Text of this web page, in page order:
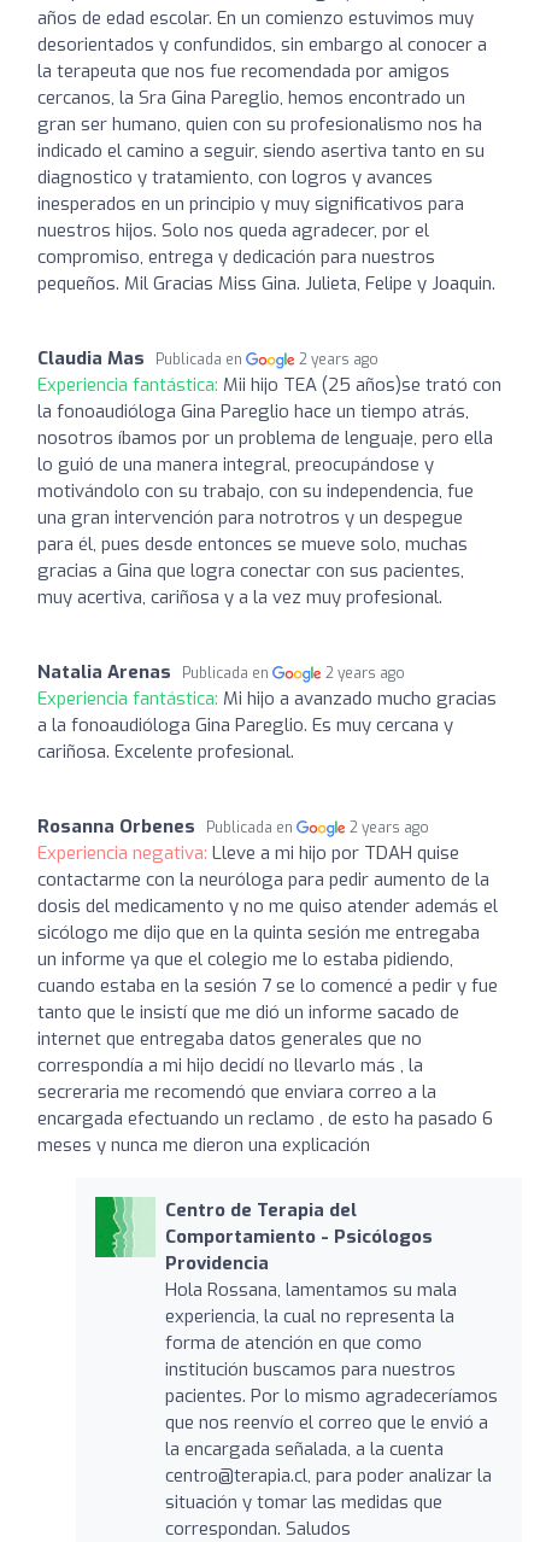
años de edad escolar. En un comienzo estuvimos muy
desorientados y confundidos, sin embargo al conocer a
la terapeuta que nos fue recomendada por amigos
cercanos, la Sra Gina Pareglio, hemos encontrado un
gran ser humano, quien con su profesionalismo nos ha
indicado el camino a seguir, siendo asertiva tanto en su
diagnostico y tratamiento, con logros y avances
inesperados en un principio y muy significativos para
nuestros hijos. Solo nos queda agradecer, por el
compromiso, entrega y dedicación para nuestros
pequeños. Mil Gracias Miss Gina. Julieta, Felipe y Joaquin.
Claudia Mas Publicada en 2 years ago
Experiencia fantástica: Mii hijo TEA (25 años)se trató con
la fonoaudióloga Gina Pareglio hace un tiempo atrás,
nosotros íbamos por un problema de lenguaje, pero ella
lo guió de una manera integral, preocupándose y
motivándolo con su trabajo, con su independencia, fue
una gran intervención para notrotros y un despegue
para él, pues desde entonces se mueve solo, muchas
gracias a Gina que logra conectar con sus pacientes,
muy acertiva, cariñosa y a la vez muy profesional.
Natalia Arenas Publicada en 2 years ago
Experiencia fantástica: Mi hijo a avanzado mucho gracias
a la fonoaudióloga Gina Pareglio. Es muy cercana y
cariñosa. Excelente profesional.
Rosanna Orbenes Publicada en 2 years ago
Experiencia negativa: Lleve a mi hijo por TDAH quise
contactarme con la neuróloga para pedir aumento de la
dosis del medicamento y no me quiso atender además el
sicólogo me dijo que en la quinta sesión me entregaba
un informe ya que el colegio me lo estaba pidiendo,
cuando estaba en la sesión 7 se lo comencé a pedir y fue
tanto que le insistí que me dió un informe sacado de
internet que entregaba datos generales que no
correspondía a mi hijo decidí no llevarlo más , la
secreraria me recomendó que enviara correo a la
encargada efectuando un reclamo , de esto ha pasado 6
meses y nunca me dieron una explicación
Centro de Terapia del
Comportamiento - Psicólogos
Providencia
Hola Rossana, lamentamos su mala
experiencia, la cual no representa la
forma de atención en que como
institución buscamos para nuestros
pacientes. Por lo mismo agradeceríamos
que nos reenvío el correo que le envió a
la encargada señalada, a la cuenta
centro@terapia.cl, para poder analizar la
situación y tomar las medidas que
correspondan. Saludos